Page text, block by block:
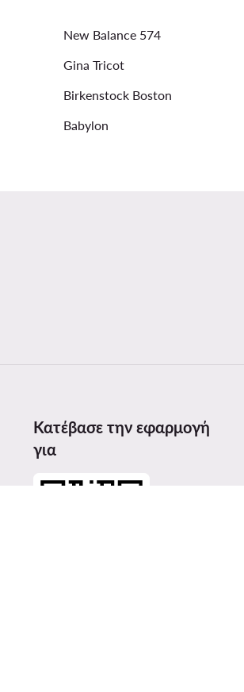
Γυναικεία λινά παντελόνια
New Balance 574
Gina Tricot
Birkenstock Boston
Babylon
Κατέβασε την εφαρμογή
για